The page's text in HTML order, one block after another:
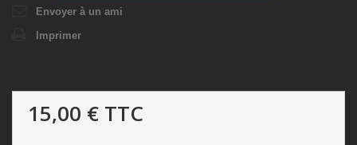
Envoyer à un ami
Imprimer
15,00 € TTC